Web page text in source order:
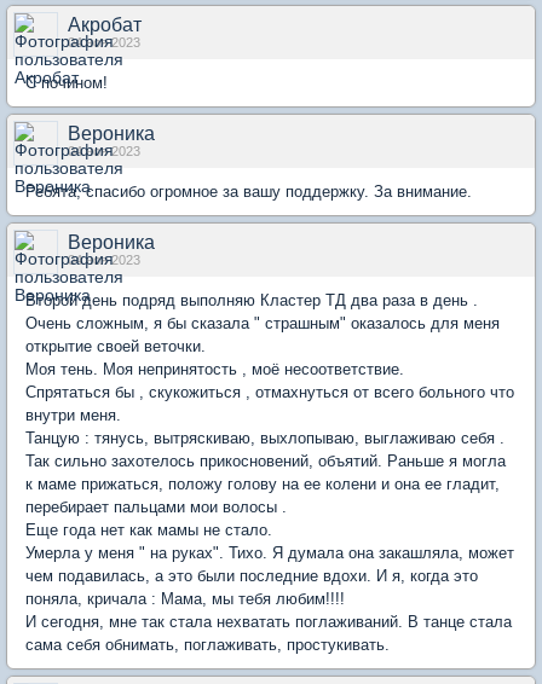
Акробат
04 ноя 2023
С почином!
Вероника
04 ноя 2023
Ребята, спасибо огромное за вашу поддержку. За внимание.
Вероника
04 ноя 2023
Второй день подряд выполняю Кластер ТД два раза в день .
Очень сложным, я бы сказала " страшным" оказалось для меня
открытие своей веточки.
Моя тень. Моя непринятость , моё несоответствие.
Спрятаться бы , скукожиться , отмахнуться от всего больного что
внутри меня.
Танцую : тянусь, вытряскиваю, выхлопываю, выглаживаю себя .
Так сильно захотелось прикосновений, объятий. Раньше я могла
к маме прижаться, положу голову на ее колени и она ее гладит,
перебирает пальцами мои волосы .
Еще года нет как мамы не стало.
Умерла у меня " на руках". Тихо. Я думала она закашляла, может
чем подавилась, а это были последние вдохи. И я, когда это
поняла, кричала : Мама, мы тебя любим!!!!
И сегодня, мне так стала нехватать поглаживаний. В танце стала
сама себя обнимать, поглаживать, простукивать.